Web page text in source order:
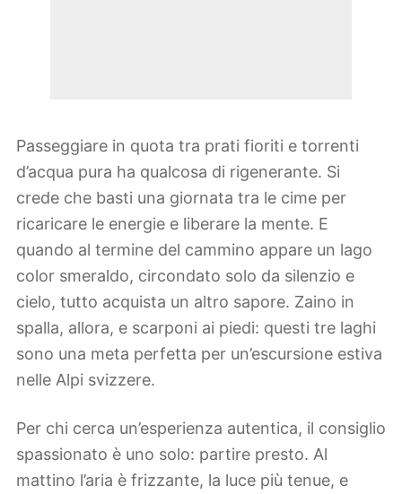
Passeggiare in quota tra prati fioriti e torrenti
d’acqua pura ha qualcosa di rigenerante. Si
crede che basti una giornata tra le cime per
ricaricare le energie e liberare la mente. E
quando al termine del cammino appare un lago
color smeraldo, circondato solo da silenzio e
cielo, tutto acquista un altro sapore. Zaino in
spalla, allora, e scarponi ai piedi: questi tre laghi
sono una meta perfetta per un’escursione estiva
nelle Alpi svizzere.
Per chi cerca un’esperienza autentica, il consiglio
spassionato è uno solo: partire presto. Al
mattino l’aria è frizzante, la luce più tenue, e